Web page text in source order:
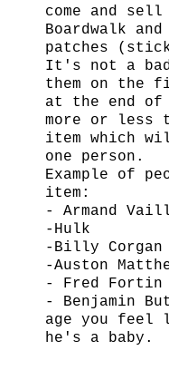
come and
Boardwalk
patches
It's not a
them on the
at the end of
more or less
item which
one person.
Example of
item:
- Armand
-Hulk
-Billy Corgan
-Auston
- Fred Fortin
- Benjamin
age you feel
he's a baby.